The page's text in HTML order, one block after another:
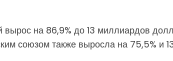
вырос на 86,9% до 13 миллиардов
союзом также выросла на 75,5% и